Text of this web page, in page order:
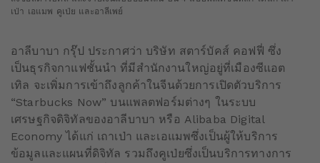
เป่า เอแมพ คูเป่ย และอาลีเพย์
อาลีบาบา กรุ๊ป ประกาศว่า บริษัท สตาร์บัคส์ คอฟฟี่ ซึ่ง
เป็นธุรกิจกาแฟชั้นนำ ที่มีสำนักงานใหญ่อยู่ที่เมืองซีแอต
เทิล จะเพิ่มการเข้าถึงลูกค้าในจีนด้วยการเปิดตัวบริการ
“Starbucks Now” บนแพลตฟอร์มต่างๆ ในระบบ
เศรษฐกิจดิจิทัลของอาลีบาบา หรือ Alibaba Digital
Economy ได้แก่ เถาเป่า และเอแมพซึ่งเป็นผู้ให้บริการ
ข้อมูลและแผนที่ดิจิทัล รวมถึงคูเป่ยซึ่งเป็นบริการทางการ